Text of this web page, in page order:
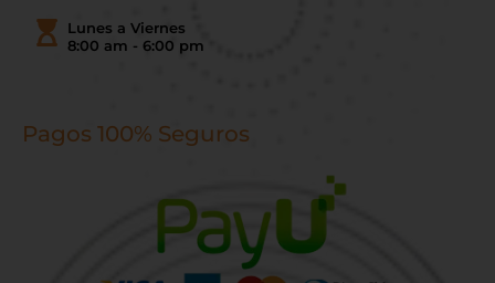
Lunes a Viernes
8:00 am - 6:00 pm
Pagos 100% Seguros